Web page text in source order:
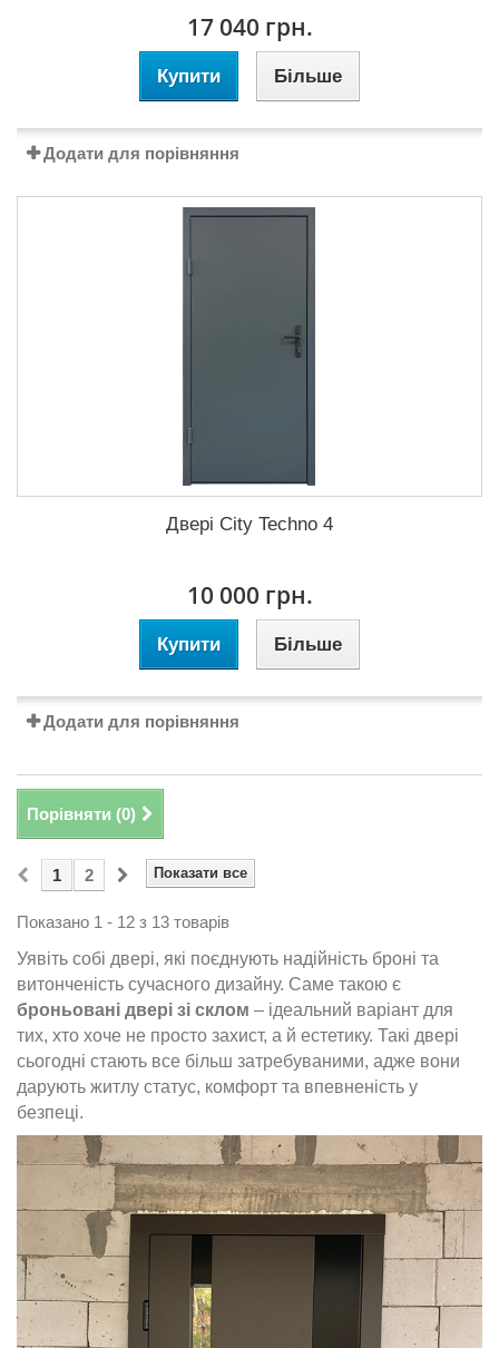
17 040 грн.
Купити Більше
Додати для порівняння
Двері City Techno 4
10 000 грн.
Купити Більше
Додати для порівняння
Порівняти (0)
Показати все
1 2
Показано 1 - 12 з 13 товарів
Уявіть собі двері, які поєднують надійність броні та
витонченість сучасного дизайну. Саме такою є
броньовані двері зі склом – ідеальний варіант для
тих, хто хоче не просто захист, а й естетику. Такі двері
сьогодні стають все більш затребуваними, адже вони
дарують житлу статус, комфорт та впевненість у
безпеці.